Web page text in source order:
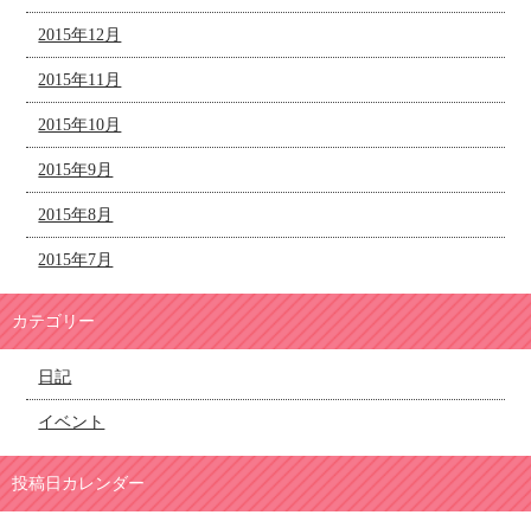
2015年12月
2015年11月
2015年10月
2015年9月
2015年8月
2015年7月
カテゴリー
日記
イベント
投稿日カレンダー